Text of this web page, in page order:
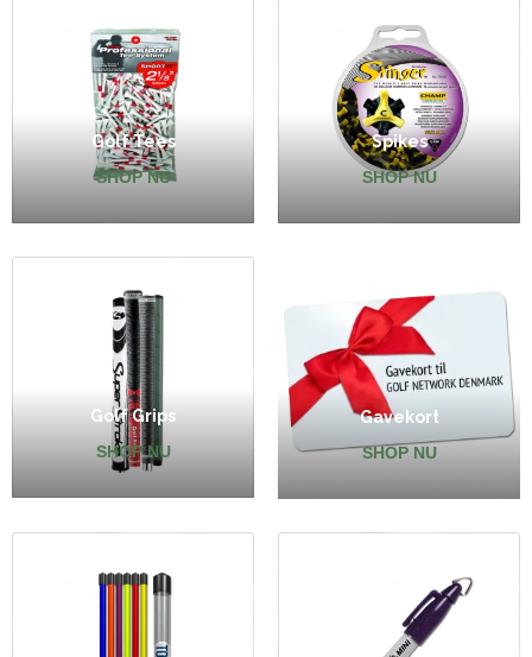
Golf Tees
SHOP NU
Spikes
SHOP NU
Golf Grips
SHOP NU
Gavekort
SHOP NU